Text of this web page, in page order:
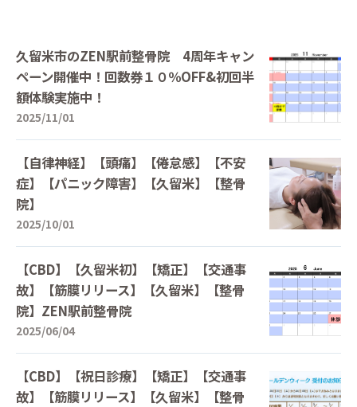
久留米市のZEN駅前整骨院 4周年キャン
ペーン開催中！回数券１０％OFF&初回半
額体験実施中！
2025/11/01
【自律神経】【頭痛】【倦怠感】【不安
症】【パニック障害】【久留米】【整骨
院】
2025/10/01
【CBD】【久留米初】【矯正】【交通事
故】【筋膜リリース】【久留米】【整骨
院】ZEN駅前整骨院
2025/06/04
【CBD】【祝日診療】【矯正】【交通事
故】【筋膜リリース】【久留米】【整骨